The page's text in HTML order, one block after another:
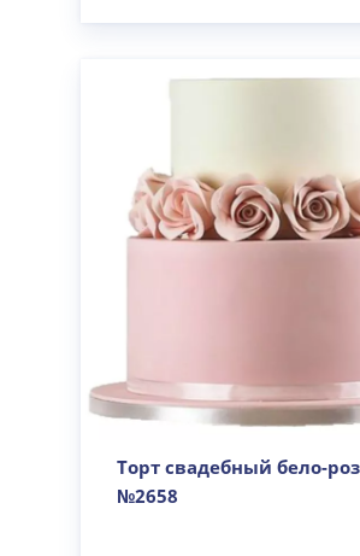
Торт свадебный бело-
№2658